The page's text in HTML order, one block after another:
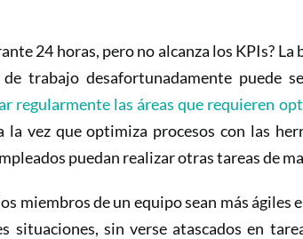
24 horas, pero no alcanza los KPIs?
trabajo desafortunadamente puede
regularmente las áreas que requieren
la vez que optimiza procesos con las
puedan realizar otras tareas de
miembros de un equipo sean más ágiles
situaciones, sin verse atascados en